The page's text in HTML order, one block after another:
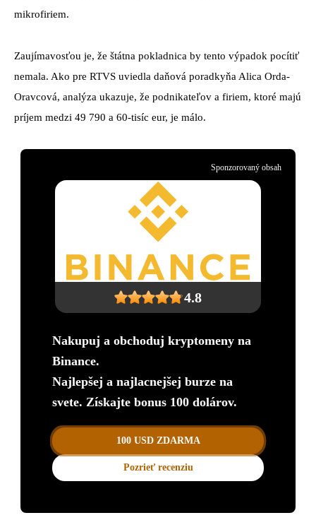
mikrofiriem.
Zaujímavosťou je, že štátna pokladnica by tento výpadok pocítiť
nemala. Ako pre RTVS uviedla daňová poradkyňa Alica Orda-
Oravcová, analýza ukazuje, že podnikateľov a firiem, ktoré majú
príjem medzi 49 790 a 60-tisíc eur, je málo.
4.8
Nakupuj a obchoduj kryptomeny na
Binance.
Najlepšej a najlacnejšej burze na
svete. Získajte bonus 100 dolárov.
100 USD ZDARMA
Pozrieť recenziu
Sponzorovaný obsah